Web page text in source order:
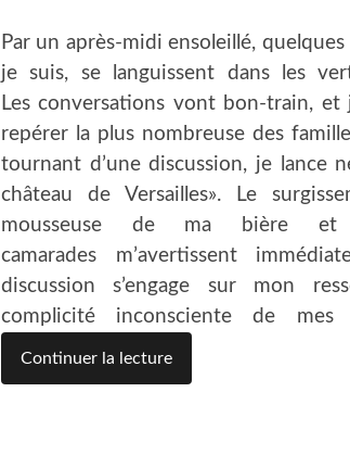
Par un après-midi ensoleillé,
je suis, se languissent dans les
Les conversations vont bon-train, et
repérer la plus nombreuse des
tournant d’une discussion, je lance
château de Versailles». Le
mousseuse de ma bière et
camarades m’avertissent
discussion s’engage sur mon
complicité inconsciente de mes
Continuer la lecture